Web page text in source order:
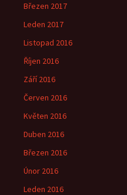
Březen 2017
Leden 2017
Listopad 2016
Říjen 2016
Září 2016
Červen 2016
Květen 2016
Duben 2016
Březen 2016
Únor 2016
Leden 2016